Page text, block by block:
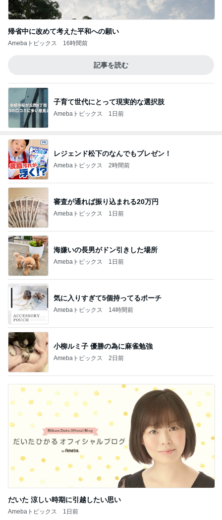
帰省中に改めて考えた平和への願い
Amebaトピックス 16時間前
記事を読む
子育て世代にとって現実的な選択肢
Amebaトピックス 1日前
レジェンド松下のなんでもプレゼン！
Amebaトピックス 2時間前
審査が通れば振り込まれる20万円
Amebaトピックス 1日前
海嫌いの長男がドン引きした場所
Amebaトピックス 1日前
気に入りすぎて5個持ってるポーチ
Amebaトピックス 14時間前
小柳ルミ子 優勝の為に麻雀勉強
Amebaトピックス 2日前
だいた 涼しい時期に引越したい思い
Amebaトピックス 1日前